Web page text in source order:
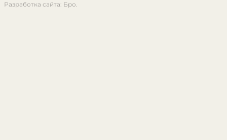
Разработка сайта: Бро.